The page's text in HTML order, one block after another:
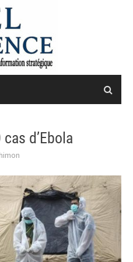
d’Ebola